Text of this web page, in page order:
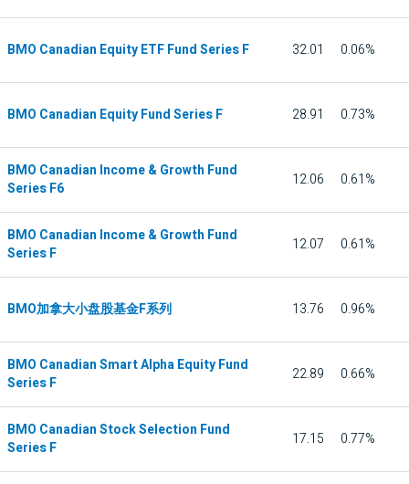
BMO Canadian Equity ETF Fund Series F 32.01 0.06%
BMO Canadian Equity Fund Series F 28.91 0.73%
BMO Canadian Income & Growth Fund
Series F6
12.06 0.61%
BMO Canadian Income & Growth Fund
Series F
12.07 0.61%
BMO加拿大小盘股基金F系列 13.76 0.96%
BMO Canadian Smart Alpha Equity Fund
Series F
22.89 0.66%
BMO Canadian Stock Selection Fund
Series F
17.15 0.77%